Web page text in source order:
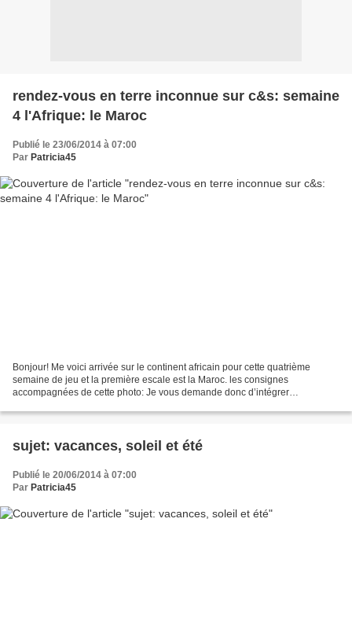
rendez-vous en terre inconnue sur c&s: semaine
4 l'Afrique: le Maroc
Publié le 23/06/2014 à 07:00
Par Patricia45
Bonjour! Me voici arrivée sur le continent africain pour cette quatrième
semaine de jeu et la première escale est la Maroc. les consignes
accompagnées de cette photo: Je vous demande donc d’intégrer
sujet: vacances, soleil et été
Publié le 20/06/2014 à 07:00
Par Patricia45